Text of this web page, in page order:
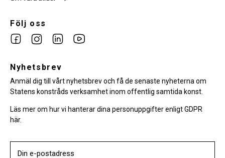
Följ oss
facebookinstagramLinkedin
Nyhetsbrev
Anmäl dig till vårt nyhetsbrev och få de senaste nyheterna om
Statens konstråds verksamhet inom offentlig samtida konst.
Läs mer om hur vi hanterar dina personuppgifter enligt GDPR
här.